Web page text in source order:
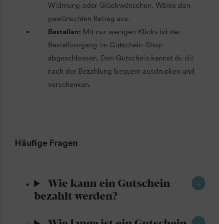
Widmung oder Glückwünschen. Wähle den
gewünschten Betrag aus.
Bestellen: Mit nur wenigen Klicks ist der
Bestellvorgang im Gutschein-Shop
abgeschlossen. Den Gutschein kannst du dir
nach der Bezahlung bequem ausdrucken und
verschenken.
Häufige Fragen
Wie kann ein Gutschein
bezahlt werden?